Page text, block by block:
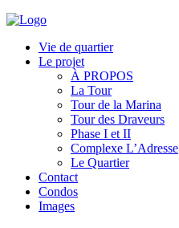
Vie de quartier
Le projet
À PROPOS
La Tour
Tour de la Marina
Tour des Draveurs
Phase I et II
Complexe L’Adresse
Le Quartier
Contact
Condos
Images